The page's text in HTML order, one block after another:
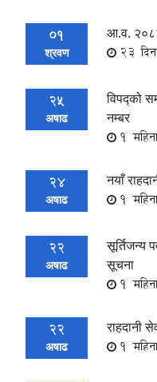
01
श्रवण
आ.व.
23
25
अषाढ
विपद्को
नम्बर
1
24
अषाढ
नयाँ
1
22
अषाढ
सूर्तिजन्य
सूचना
1
22
अषाढ
राहदानी
1